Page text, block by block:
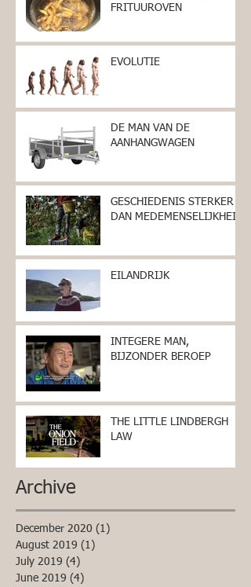
Archive
FRITUUROVEN
EVOLUTIE
DE MAN VAN DE
AANHANGWAGEN
GESCHIEDENIS STERKER
DAN MEDEMENSELIJKHEID
EILANDRIJK
INTEGERE MAN,
BIJZONDER BEROEP
THE LITTLE LINDBERGH
LAW
December 2020 (1)
August 2019 (1)
July 2019 (4)
June 2019 (4)